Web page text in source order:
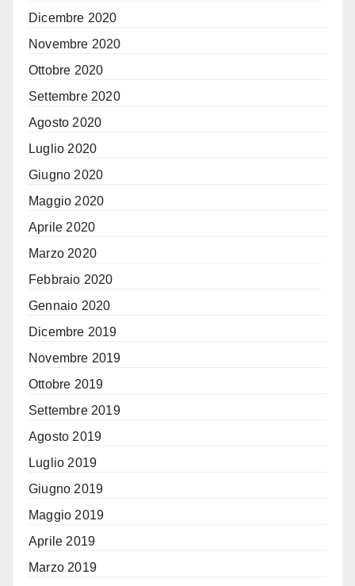
Dicembre 2020
Novembre 2020
Ottobre 2020
Settembre 2020
Agosto 2020
Luglio 2020
Giugno 2020
Maggio 2020
Aprile 2020
Marzo 2020
Febbraio 2020
Gennaio 2020
Dicembre 2019
Novembre 2019
Ottobre 2019
Settembre 2019
Agosto 2019
Luglio 2019
Giugno 2019
Maggio 2019
Aprile 2019
Marzo 2019